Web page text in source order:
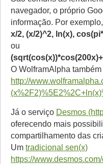
navegador, o próprio
informação. Por
x/2, (x/2)^2, ln(x),
ou
O WolframAlpha
http://
Já o serviço Desmos
oferecendo mais
compartilhamento das
Um tradicional sen(x)
https://